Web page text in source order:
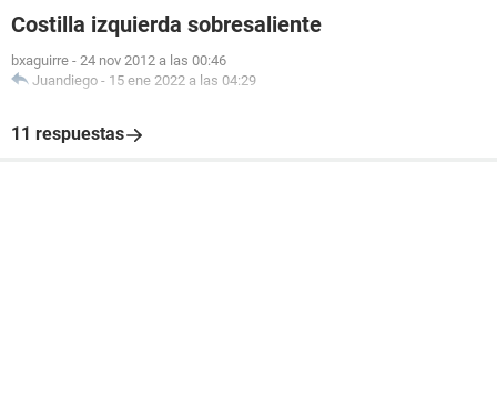
Costilla izquierda sobresaliente
bxaguirre - 24 nov 2012 a las 00:46
Juandiego - 15 ene 2022 a las 04:29
11 respuestas